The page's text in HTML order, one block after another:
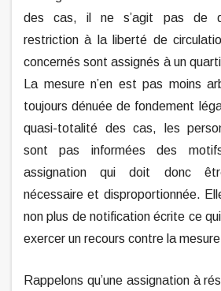
des cas, il ne s’agit pas de
restriction à la liberté de
concernés sont assignés à un
La mesure n’en est pas moins
toujours dénuée de fondement
quasi-totalité des cas, les
sont pas informées des
assignation qui doit donc
nécessaire et disproportionnée.
non plus de notification écrite ce
exercer un recours contre la
Rappelons qu’une assignation à